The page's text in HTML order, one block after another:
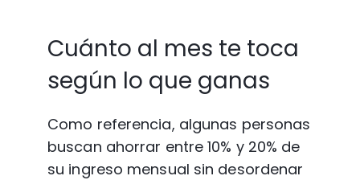
Cuánto al mes te toca
según lo que ganas
Como referencia, algunas personas
buscan ahorrar entre 10% y 20% de
su ingreso mensual sin desordenar